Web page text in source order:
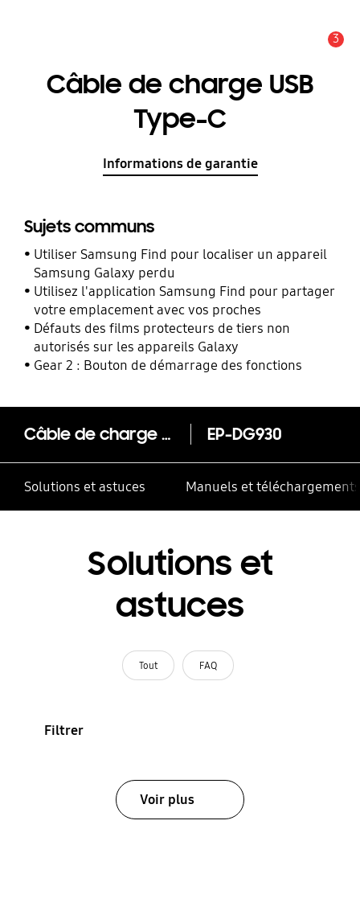
3
Câble de charge USB
Type-C
Informations de garantie
Sujets communs
Utiliser Samsung Find pour localiser un appareil
Samsung Galaxy perdu
Utilisez l'application Samsung Find pour partager
votre emplacement avec vos proches
Défauts des films protecteurs de tiers non
autorisés sur les appareils Galaxy
Gear 2 : Bouton de démarrage des fonctions
Câble de charge USB Type-C EP-DG930
Solutions et astuces Manuels et téléchargements
Solutions et
astuces
Tout FAQ
Filtrer
Voir plus